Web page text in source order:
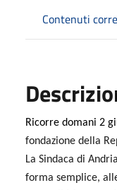
Contenuti
Ricorre domani 2
fondazione della
La Sindaca di
forma semplice,